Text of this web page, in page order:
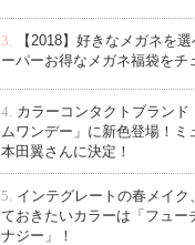
3.
【2018】好きなメガネを
ーパーお得なメガネ福袋をチ
4. カラーコンタクトブランド
ムワンデー」に新色登場！ミ
本田翼さんに決定！
5. インテグレートの春メイク
ておきたいカラーは「フュー
ナジー」！